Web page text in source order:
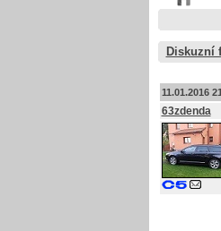
Diskuzní
11.01.2016
63zdenda